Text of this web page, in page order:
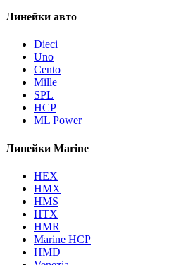
Линейки авто
Dieci
Uno
Cento
Mille
SPL
HCP
ML Power
Линейки Marine
HEX
HMX
HMS
HTX
HMR
Marine HCP
HMD